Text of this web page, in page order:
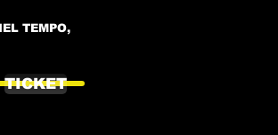
TEMPO,
TICKET